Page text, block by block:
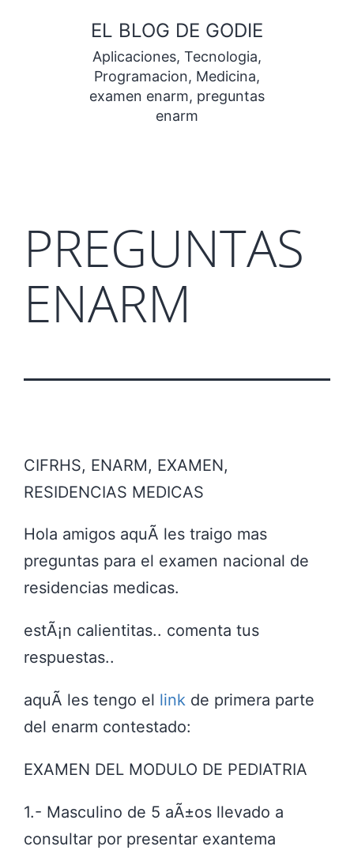
contenido
EL BLOG DE GODIE
Aplicaciones, Tecnologia,
Programacion, Medicina,
examen enarm, preguntas
enarm
PREGUNTAS
ENARM
CIFRHS, ENARM, EXAMEN,
RESIDENCIAS MEDICAS
Hola amigos aquÃ­ les traigo mas
preguntas para el examen nacional de
residencias medicas.
estÃ¡n calientitas.. comenta tus
respuestas..
aquÃ­ les tengo el link de primera parte
del enarm contestado:
EXAMEN DEL MODULO DE PEDIATRIA
1.- Masculino de 5 aÃ±os llevado a
consultar por presentar exantema